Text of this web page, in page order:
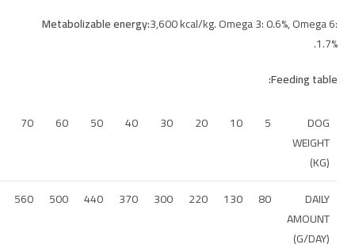
Metabolizable energy:3,600 kcal/kg. Omega 3: 0.6%, Omega 6:
1.7%.
Feeding table:
DOG
WEIGHT
(KG)
5
10
20
30
40
50
60
70
DAILY
AMOUNT
(G/DAY)
80
130
220
300
370
440
500
560